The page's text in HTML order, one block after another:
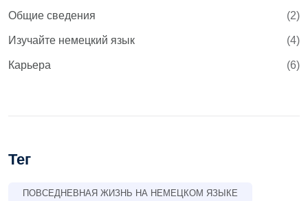
Общие сведения (2)
Изучайте немецкий язык (4)
Карьера (6)
Тег
ПОВСЕДНЕВНАЯ ЖИЗНЬ НА НЕМЕЦКОМ ЯЗЫКЕ